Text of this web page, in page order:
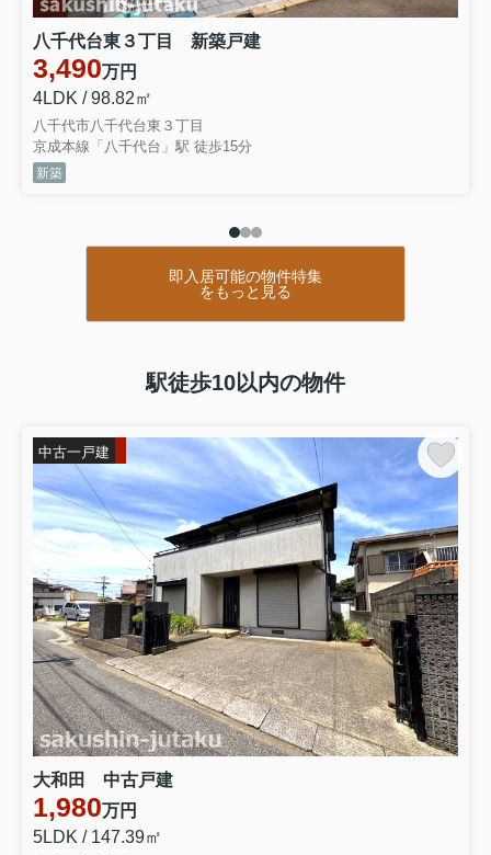
八千代台東３丁目 新築戸建
3,490万円
4LDK / 98.82㎡
八千代市八千代台東３丁目
京成本線「八千代台」駅 徒歩15分
新築
即入居可能の物件特集
をもっと見る
駅徒歩10以内の物件
中古一戸建
大和田 中古戸建
1,980万円
5LDK / 147.39㎡